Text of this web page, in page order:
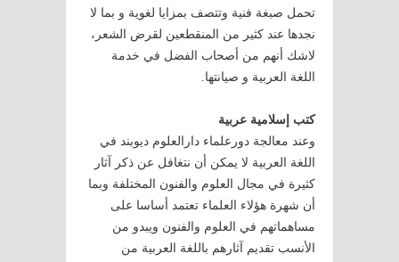
تحمل صبغة فنية وتتصف بمزايا لغوية و بما لا
نجدها عند كثير من المنقطعين لقرض الشعر،
لاشك أنهم من أصحاب الفضل في خدمة
اللغة العربية و صيانتها.
كتب إسلامية عربية
وعند معالجة دورعلماء دارالعلوم ديوبند في
اللغة العربية لا يمكن أن نتغافل عن ذكر آثار
كثيرة في مجال العلوم والفنون المختلفة وبما
أن شهرة هؤلاء العلماء تعتمد أساسا على
مساهماتهم في العلوم والفنون ويبدو من
الأنسب تقديم آثارهم باللغة العربية من